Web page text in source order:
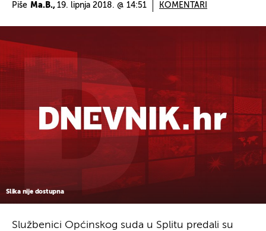
Piše Ma.B., 19. lipnja 2018. @ 14:51 KOMENTARI
Slika nije dostupna
Službenici Općinskog suda u Splitu predali su